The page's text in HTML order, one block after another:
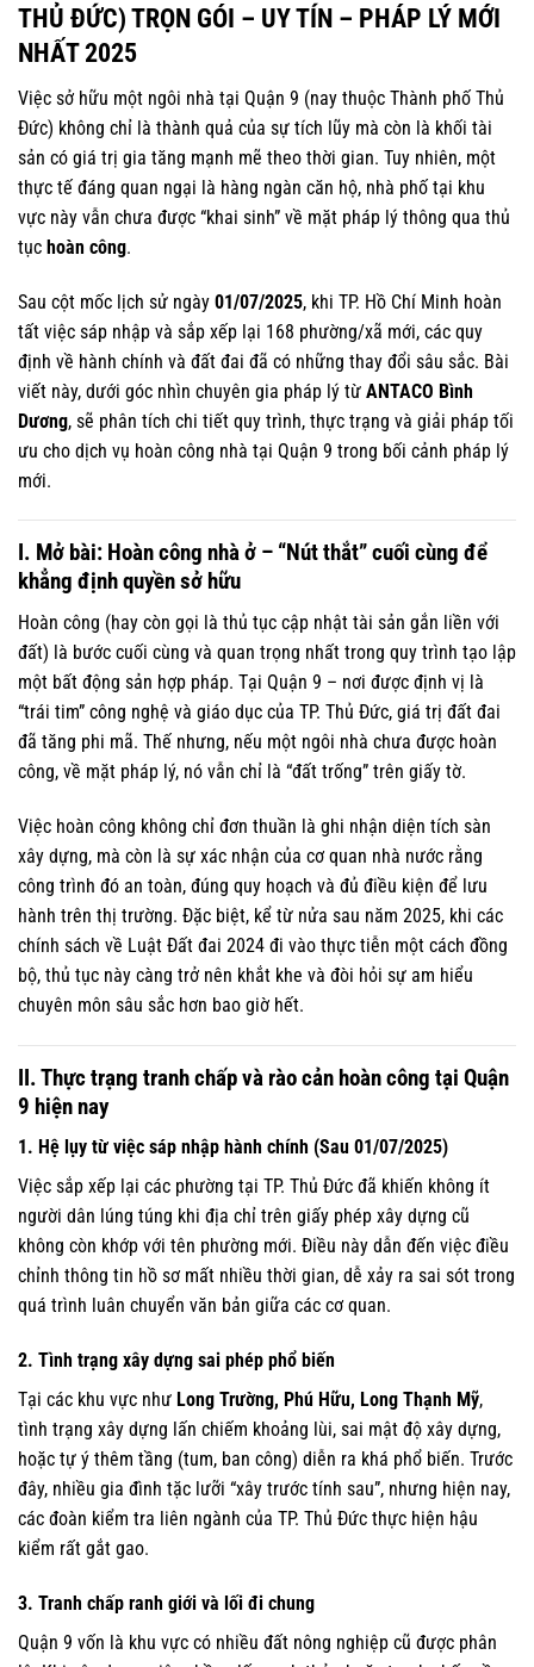
THỦ ĐỨC) TRỌN GÓI – UY TÍN – PHÁP LÝ MỚI
NHẤT 2025
Việc sở hữu một ngôi nhà tại Quận 9 (nay thuộc Thành phố Thủ
Đức) không chỉ là thành quả của sự tích lũy mà còn là khối tài
sản có giá trị gia tăng mạnh mẽ theo thời gian. Tuy nhiên, một
thực tế đáng quan ngại là hàng ngàn căn hộ, nhà phố tại khu
vực này vẫn chưa được “khai sinh” về mặt pháp lý thông qua thủ
tục hoàn công.
Sau cột mốc lịch sử ngày 01/07/2025, khi TP. Hồ Chí Minh hoàn
tất việc sáp nhập và sắp xếp lại 168 phường/xã mới, các quy
định về hành chính và đất đai đã có những thay đổi sâu sắc. Bài
viết này, dưới góc nhìn chuyên gia pháp lý từ ANTACO Bình
Dương, sẽ phân tích chi tiết quy trình, thực trạng và giải pháp tối
ưu cho dịch vụ hoàn công nhà tại Quận 9 trong bối cảnh pháp lý
mới.
I. Mở bài: Hoàn công nhà ở – “Nút thắt” cuối cùng để
khẳng định quyền sở hữu
Hoàn công (hay còn gọi là thủ tục cập nhật tài sản gắn liền với
đất) là bước cuối cùng và quan trọng nhất trong quy trình tạo lập
một bất động sản hợp pháp. Tại Quận 9 – nơi được định vị là
“trái tim” công nghệ và giáo dục của TP. Thủ Đức, giá trị đất đai
đã tăng phi mã. Thế nhưng, nếu một ngôi nhà chưa được hoàn
công, về mặt pháp lý, nó vẫn chỉ là “đất trống” trên giấy tờ.
Việc hoàn công không chỉ đơn thuần là ghi nhận diện tích sàn
xây dựng, mà còn là sự xác nhận của cơ quan nhà nước rằng
công trình đó an toàn, đúng quy hoạch và đủ điều kiện để lưu
hành trên thị trường. Đặc biệt, kể từ nửa sau năm 2025, khi các
chính sách về Luật Đất đai 2024 đi vào thực tiễn một cách đồng
bộ, thủ tục này càng trở nên khắt khe và đòi hỏi sự am hiểu
chuyên môn sâu sắc hơn bao giờ hết.
II. Thực trạng tranh chấp và rào cản hoàn công tại Quận
9 hiện nay
1. Hệ lụy từ việc sáp nhập hành chính (Sau 01/07/2025)
Việc sắp xếp lại các phường tại TP. Thủ Đức đã khiến không ít
người dân lúng túng khi địa chỉ trên giấy phép xây dựng cũ
không còn khớp với tên phường mới. Điều này dẫn đến việc điều
chỉnh thông tin hồ sơ mất nhiều thời gian, dễ xảy ra sai sót trong
quá trình luân chuyển văn bản giữa các cơ quan.
2. Tình trạng xây dựng sai phép phổ biến
Tại các khu vực như Long Trường, Phú Hữu, Long Thạnh Mỹ,
tình trạng xây dựng lấn chiếm khoảng lùi, sai mật độ xây dựng,
hoặc tự ý thêm tầng (tum, ban công) diễn ra khá phổ biến. Trước
đây, nhiều gia đình tặc lưỡi “xây trước tính sau”, nhưng hiện nay,
các đoàn kiểm tra liên ngành của TP. Thủ Đức thực hiện hậu
kiểm rất gắt gao.
3. Tranh chấp ranh giới và lối đi chung
Quận 9 vốn là khu vực có nhiều đất nông nghiệp cũ được phân